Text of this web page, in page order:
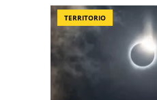
TERRITORIO